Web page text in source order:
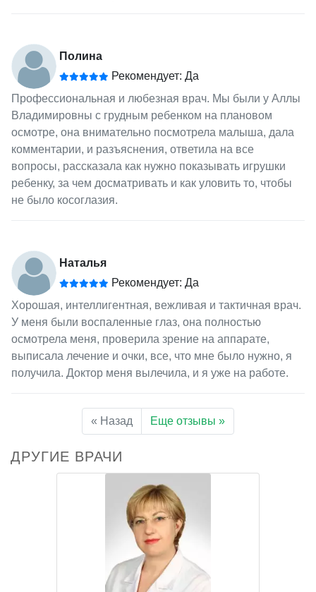
Полина
Рекомендует: Да
Профессиональная и любезная врач. Мы были у Аллы
Владимировны с грудным ребенком на плановом
осмотре, она внимательно посмотрела малыша, дала
комментарии, и разъяснения, ответила на все
вопросы, рассказала как нужно показывать игрушки
ребенку, за чем досматривать и как уловить то, чтобы
не было косоглазия.
Наталья
Рекомендует: Да
Хорошая, интеллигентная, вежливая и тактичная врач.
У меня были воспаленные глаз, она полностью
осмотрела меня, проверила зрение на аппарате,
выписала лечение и очки, все, что мне было нужно, я
получила. Доктор меня вылечила, и я уже на работе.
« Назад Еще отзывы »
ДРУГИЕ ВРАЧИ